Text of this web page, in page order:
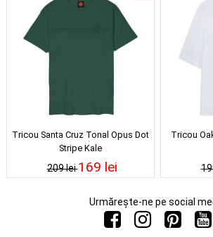
Tricou Santa Cruz Tonal Opus Dot
Stripe Kale
209 lei169 lei
Tricou
Urmărește-ne pe social